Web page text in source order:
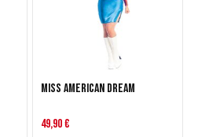
Miss American Dream
49,90 €